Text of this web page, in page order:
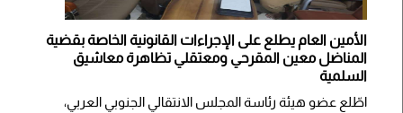
الأمين العام يطلع على الإجراءات القانونية الخاصة بقضية
المناضل معين المقرحي ومعتقلي تظاهرة معاشيق
السلمية
اطّلع عضو هيئة رئاسة المجلس الانتقالي الجنوبي العربي،